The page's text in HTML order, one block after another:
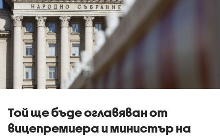
Той ще бъде оглавяван от
вицепремиера и министър на